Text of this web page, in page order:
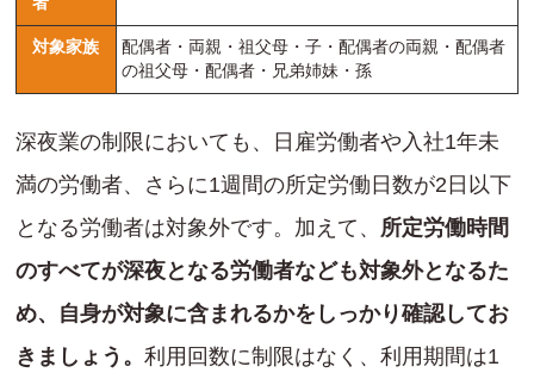
対象家族
配偶者・両親・祖父母・子・配偶者の両親・配偶者
の祖父母・配偶者・兄弟姉妹・孫
深夜業の制限においても、日雇労働者や入社1年未
満の労働者、さらに1週間の所定労働日数が2日以下
となる労働者は対象外です。加えて、 所定労働時間
のすべてが深夜となる労働者なども対象外となるた
め、自身が対象に含まれるかをしっかり確認してお
きましょう。 利用回数に制限はなく、利用期間は1